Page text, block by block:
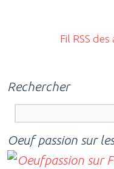
Fil RSS
Rechercher
Oeuf passion sur